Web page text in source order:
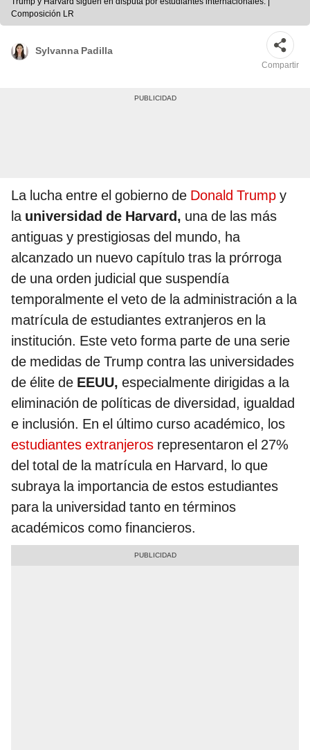
Composición LR
Sylvanna Padilla
Compartir
La lucha entre el gobierno de Donald Trump y
la universidad de Harvard, una de las más
antiguas y prestigiosas del mundo, ha
alcanzado un nuevo capítulo tras la prórroga
de una orden judicial que suspendía
temporalmente el veto de la administración a la
matrícula de estudiantes extranjeros en la
institución. Este veto forma parte de una serie
de medidas de Trump contra las universidades
de élite de EEUU, especialmente dirigidas a la
eliminación de políticas de diversidad, igualdad
e inclusión. En el último curso académico, los
estudiantes extranjeros representaron el 27%
del total de la matrícula en Harvard, lo que
subraya la importancia de estos estudiantes
para la universidad tanto en términos
académicos como financieros.